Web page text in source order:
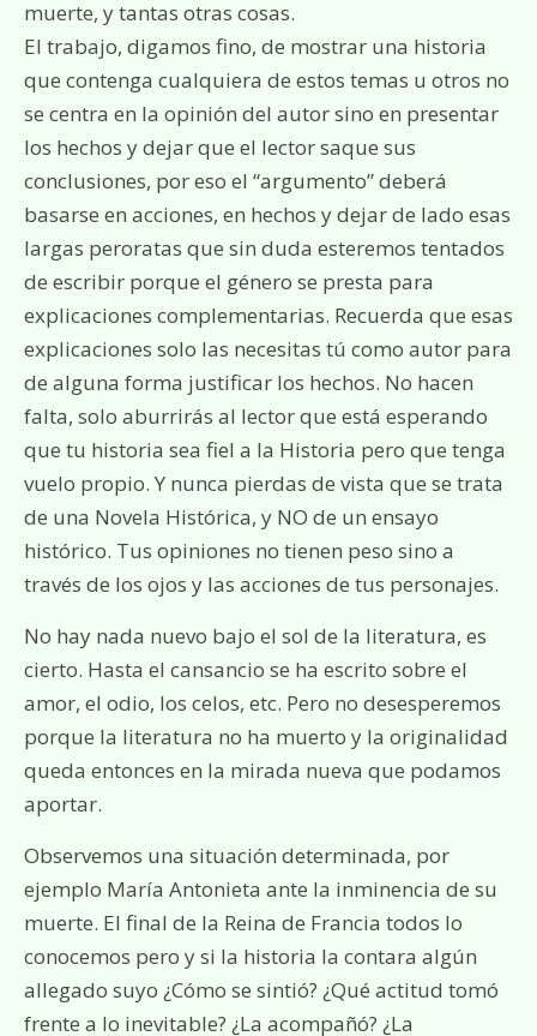
muerte, y tantas otras cosas.
El trabajo, digamos fino, de mostrar una historia
que contenga cualquiera de estos temas u otros no
se centra en la opinión del autor sino en presentar
los hechos y dejar que el lector saque sus
conclusiones, por eso el “argumento” deberá
basarse en acciones, en hechos y dejar de lado esas
largas peroratas que sin duda esteremos tentados
de escribir porque el género se presta para
explicaciones complementarias. Recuerda que esas
explicaciones solo las necesitas tú como autor para
de alguna forma justificar los hechos. No hacen
falta, solo aburrirás al lector que está esperando
que tu historia sea fiel a la Historia pero que tenga
vuelo propio. Y nunca pierdas de vista que se trata
de una Novela Histórica, y NO de un ensayo
histórico. Tus opiniones no tienen peso sino a
través de los ojos y las acciones de tus personajes.
No hay nada nuevo bajo el sol de la literatura, es
cierto. Hasta el cansancio se ha escrito sobre el
amor, el odio, los celos, etc. Pero no desesperemos
porque la literatura no ha muerto y la originalidad
queda entonces en la mirada nueva que podamos
aportar.
Observemos una situación determinada, por
ejemplo María Antonieta ante la inminencia de su
muerte. El final de la Reina de Francia todos lo
conocemos pero y si la historia la contara algún
allegado suyo ¿Cómo se sintió? ¿Qué actitud tomó
frente a lo inevitable? ¿La acompañó? ¿La